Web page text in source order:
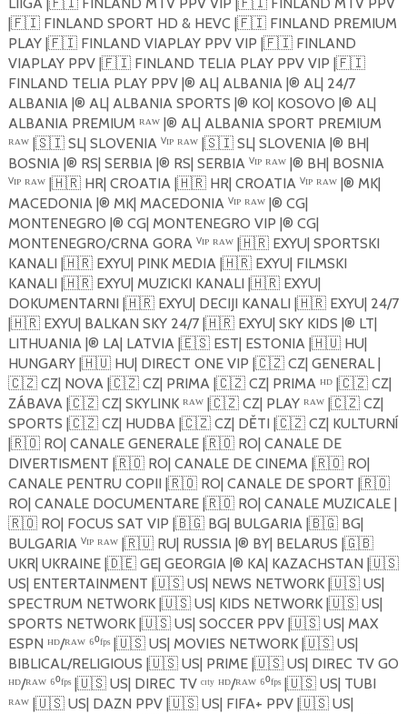
|🇫🇮FINLAND SPORT HD & HEVC |🇫🇮FINLAND PREMIUM
PLAY |🇫🇮FINLAND VIAPLAY PPV VIP |🇫🇮FINLAND
VIAPLAY PPV |🇫🇮FINLAND TELIA PLAY PPV VIP |🇫🇮
FINLAND TELIA PLAY PPV |®️ AL| ALBANIA |®️ AL| 24/7
ALBANIA |®️ AL| ALBANIA SPORTS |®️ KO| KOSOVO |®️ AL|
ALBANIA PREMIUM ᴿᴬᵂ |®️ AL| ALBANIA SPORT PREMIUM
ᴿᴬᵂ |🇸🇮SL| SLOVENIA ⱽᴵᴾ ᴿᴬᵂ |🇸🇮SL| SLOVENIA |®️ BH|
BOSNIA |®️ RS| SERBIA |®️ RS| SERBIA ⱽᴵᴾ ᴿᴬᵂ |®️ BH| BOSNIA
ⱽᴵᴾ ᴿᴬᵂ |🇭🇷HR| CROATIA |🇭🇷HR| CROATIA ⱽᴵᴾ ᴿᴬᵂ |®️ MK|
MACEDONIA |®️ MK| MACEDONIA ⱽᴵᴾ ᴿᴬᵂ |®️ CG|
MONTENEGRO |®️ CG| MONTENEGRO VIP |®️ CG|
MONTENEGRO/CRNA GORA ⱽᴵᴾ ᴿᴬᵂ |🇭🇷EXYU| SPORTSKI
KANALI |🇭🇷EXYU| PINK MEDIA |🇭🇷EXYU| FILMSKI
KANALI |🇭🇷EXYU| MUZICKI KANALI |🇭🇷EXYU|
DOKUMENTARNI |🇭🇷EXYU| DECIJI KANALI |🇭🇷EXYU| 24/7
|🇭🇷EXYU| BALKAN SKY 24/7 |🇭🇷EXYU| SKY KIDS |®️ LT|
LITHUANIA |®️ LA| LATVIA |🇪🇸EST| ESTONIA |🇭🇺HU|
HUNGARY |🇭🇺HU| DIRECT ONE VIP |🇨🇿CZ| GENERAL |
🇨🇿CZ| NOVA |🇨🇿CZ| PRIMA |🇨🇿CZ| PRIMA ᴴᴰ |🇨🇿CZ|
ZÁBAVA |🇨🇿CZ| SKYLINK ᴿᴬᵂ |🇨🇿CZ| PLAY ᴿᴬᵂ |🇨🇿CZ|
SPORTS |🇨🇿CZ| HUDBA |🇨🇿CZ| DĚTI |🇨🇿CZ| KULTURNÍ
|🇷🇴RO| CANALE GENERALE |🇷🇴RO| CANALE DE
DIVERTISMENT |🇷🇴RO| CANALE DE CINEMA |🇷🇴RO|
CANALE PENTRU COPII |🇷🇴RO| CANALE DE SPORT |🇷🇴
RO| CANALE DOCUMENTARE |🇷🇴RO| CANALE MUZICALE |
🇷🇴RO| FOCUS SAT VIP |🇧🇬BG| BULGARIA |🇧🇬BG|
BULGARIA ⱽᴵᴾ ᴿᴬᵂ |🇷🇺RU| RUSSIA |®️ BY| BELARUS |🇬🇧
UKR| UKRAINE |🇩🇪GE| GEORGIA |®️ KA| KAZACHSTAN |🇺🇸
US| ENTERTAINMENT |🇺🇸US| NEWS NETWORK |🇺🇸US|
SPECTRUM NETWORK |🇺🇸US| KIDS NETWORK |🇺🇸US|
SPORTS NETWORK |🇺🇸US| SOCCER PPV |🇺🇸US| MAX
ESPN ᴴᴰ/ᴿᴬᵂ ⁶⁰ᶠᵖˢ |🇺🇸US| MOVIES NETWORK |🇺🇸US|
BIBLICAL/RELIGIOUS |🇺🇸US| PRIME |🇺🇸US| DIREC TV GO
ᴴᴰ/ᴿᴬᵂ ⁶⁰ᶠᵖˢ |🇺🇸US| DIREC TV ᶜᶦᵗʸ ᴴᴰ/ᴿᴬᵂ ⁶⁰ᶠᵖˢ |🇺🇸US| TUBI
ᴿᴬᵂ |🇺🇸US| DAZN PPV |🇺🇸US| FIFA+ PPV |🇺🇸US|